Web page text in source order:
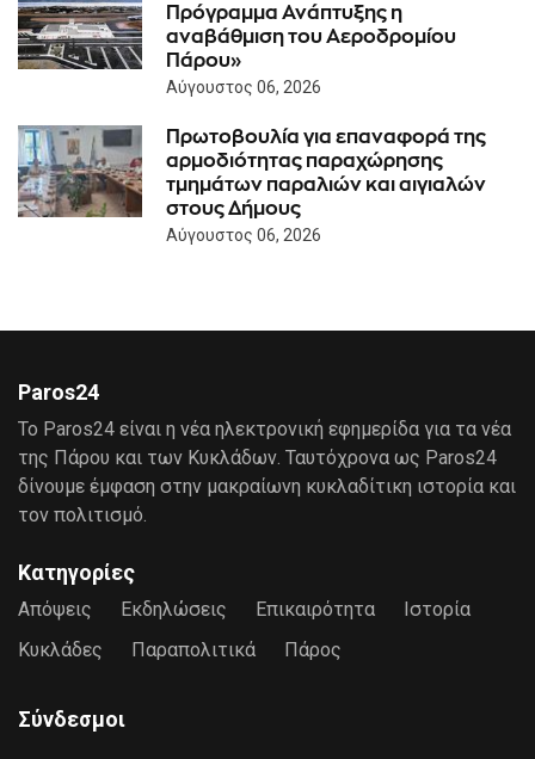
Πρόγραμμα Ανάπτυξης η
αναβάθμιση του Αεροδρομίου
Πάρου»
Αύγουστος 06, 2026
Πρωτοβουλία για επαναφορά της
αρμοδιότητας παραχώρησης
τμημάτων παραλιών και αιγιαλών
στους Δήμους
Αύγουστος 06, 2026
Paros24
Το Paros24 είναι η νέα ηλεκτρονική εφημερίδα για τα νέα
της Πάρου και των Κυκλάδων. Ταυτόχρονα ως Paros24
δίνουμε έμφαση στην μακραίωνη κυκλαδίτικη ιστορία και
τον πολιτισμό.
Κατηγορίες
Απόψεις Εκδηλώσεις Επικαιρότητα
Ιστορία
Κυκλάδες
Παραπολιτικά Πάρος
Σύνδεσμοι